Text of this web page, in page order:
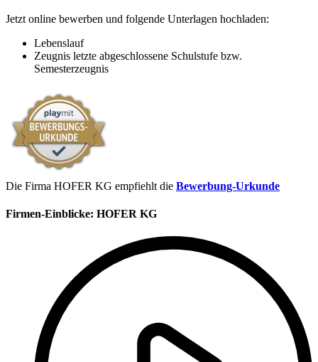
Jetzt online bewerben und folgende Unterlagen hochladen:
Lebenslauf
Zeugnis letzte abgeschlossene Schulstufe bzw.
Semesterzeugnis
Die Firma HOFER KG empfiehlt die Bewerbung-Urkunde
Firmen-Einblicke: HOFER KG